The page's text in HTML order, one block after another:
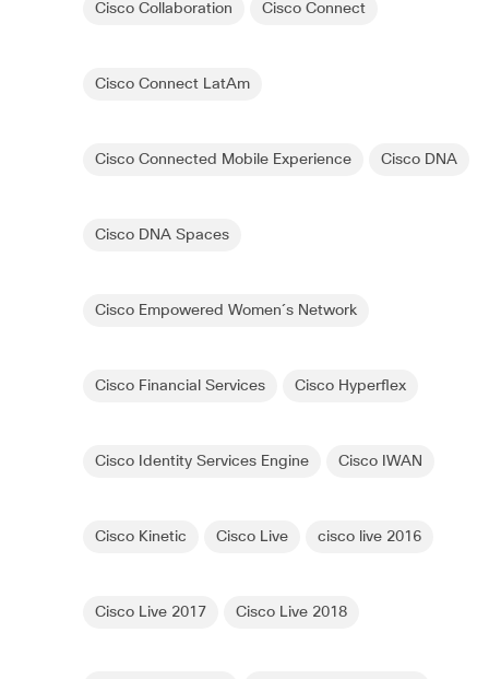
Cisco Collaboration Cisco Connect
Cisco Connect LatAm
Cisco Connected Mobile Experience Cisco DNA
Cisco DNA Spaces
Cisco Empowered Women´s Network
Cisco Financial Services Cisco Hyperflex
Cisco Identity Services Engine Cisco IWAN
Cisco Kinetic Cisco Live cisco live 2016
Cisco Live 2017 Cisco Live 2018